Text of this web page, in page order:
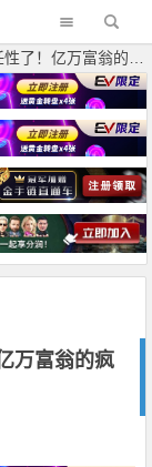
亿万富翁的疯狂诈唬
万富翁的疯